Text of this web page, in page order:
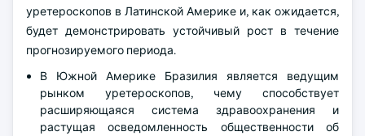
уретероскопов в Латинской Америке и, как ожидается,
будет демонстрировать устойчивый рост в течение
прогнозируемого периода.
В Южной Америке Бразилия является ведущим
рынком уретероскопов, чему способствует
расширяющаяся система здравоохранения и
растущая осведомленность общественности об